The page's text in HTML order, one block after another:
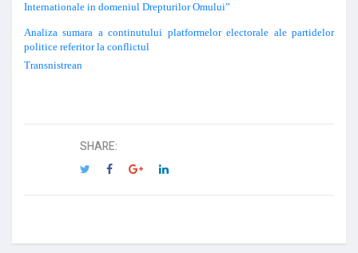
Internationale in domeniul Drepturilor Omului”
Analiza sumara a continutului platformelor electorale ale partidelor
politice referitor la conflictul
Transnistrean
SHARE: